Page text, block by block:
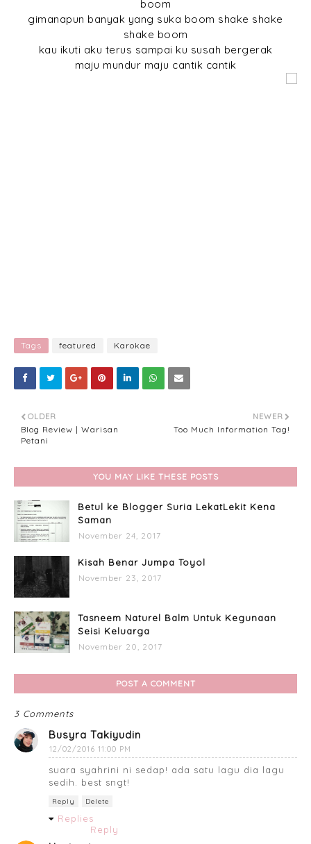
boom
gimanapun banyak yang suka boom shake shake
shake boom
kau ikuti aku terus sampai ku susah bergerak
maju mundur maju cantik cantik
Tags featured Karokae
NEWER
Too Much Information Tag!
OLDER
Blog Review | Warisan
Petani
YOU MAY LIKE THESE POSTS
Betul ke Blogger Suria LekatLekit Kena
Saman
November 24, 2017
Kisah Benar Jumpa Toyol
November 23, 2017
Tasneem Naturel Balm Untuk Kegunaan
Seisi Keluarga
November 20, 2017
POST A COMMENT
3 Comments
Busyra Takiyudin
12/02/2016 11:00 PM
suara syahrini ni sedap! ada satu lagu dia lagu
sedih. best sngt!
Reply Delete
Replies
Reply